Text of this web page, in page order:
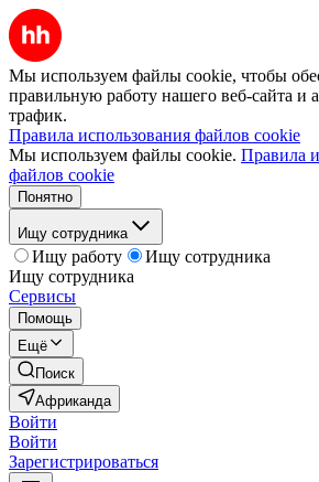
Мы используем файлы cookie, чтобы
правильную работу нашего веб-сайта и
трафик.
Правила использования файлов cookie
Мы используем файлы cookie. Правила
файлов cookie
Понятно
Ищу сотрудника
Ищу работу
Ищу сотрудника
Ищу сотрудника
Сервисы
Помощь
Ещё
Поиск
Африканда
Войти
Войти
Зарегистрироваться